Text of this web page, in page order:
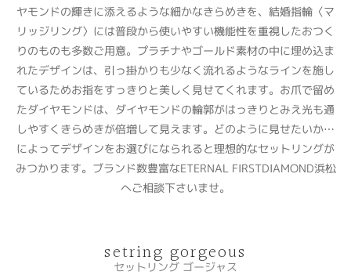
ヤモンドの輝きに添えるような細かなきらめきを、結婚指輪〈マ
リッジリング〉には普段から使いやすい機能性を重視したおつく
りのものも多数ご用意。プラチナやゴールド素材の中に埋め込ま
れたデザインは、引っ掛かりも少なく流れるようなラインを施し
ているためお指をすっきりと美しく見せてくれます。お爪で留め
たダイヤモンドは、ダイヤモンドの輪郭がはっきりとみえ光も通
しやすくきらめきが倍増して見えます。どのように見せたいか…
によってデザインをお選びになられると理想的なセットリングが
みつかります。ブランド数豊富なETERNAL FIRSTDIAMOND浜松
へご相談下さいませ。
setring gorgeous
セットリング ゴージャス